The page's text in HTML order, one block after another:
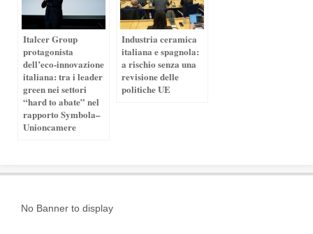
Italcer Group
protagonista
dell’eco-innovazione
italiana: tra i leader
green nei settori
“hard to abate” nel
rapporto Symbola–
Unioncamere
Industria ceramica
italiana e spagnola:
a rischio senza una
revisione delle
politiche UE
No Banner to display